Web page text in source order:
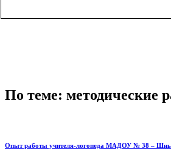
По теме: методические
Опыт работы учителя-логопеда МАДОУ № 38 –